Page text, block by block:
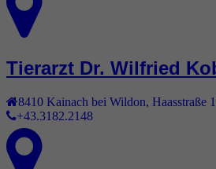
Tierarzt Dr. Wilfried
8410 Kainach bei Wildon Haasstraße
+43.3182.2148